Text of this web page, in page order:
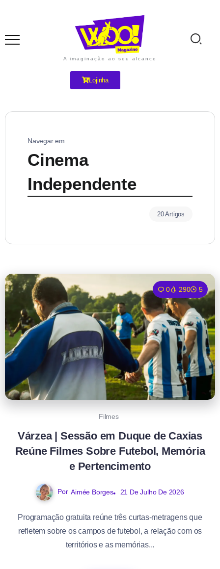
A imaginação ao seu alcance
Lojinha
Navegar em
Cinema
Independente
20 Artigos
0 290 5
Filmes
Várzea | Sessão em Duque de Caxias
Reúne Filmes Sobre Futebol, Memória
e Pertencimento
Por Aimée Borges 21 De Julho De 2026
Programação gratuita reúne três curtas-metragens que
refletem sobre os campos de futebol, a relação com os
territórios e as memórias...